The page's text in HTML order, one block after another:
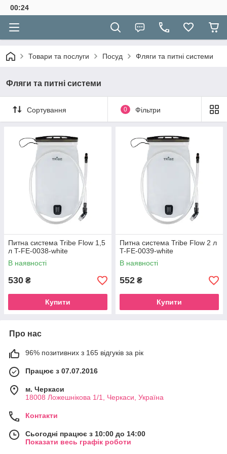
00:24
Товари та послуги Посуд Фляги та питні системи
Фляги та питні системи
Сортування 0 Фільтри
Питна система Tribe Flow 1,5
л T-FE-0038-white
В наявності
530 ₴
Купити
Питна система Tribe Flow 2 л
T-FE-0039-white
В наявності
552 ₴
Купити
Про нас
96% позитивних з 165 відгуків за рік
Працює з 07.07.2016
м. Черкаси
18008 Ложешнікова 1/1, Черкаси, Україна
Контакти
Сьогодні працює з 10:00 до 14:00
Показати весь графік роботи